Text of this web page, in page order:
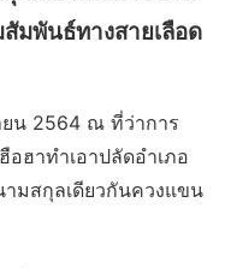
มพันธ์ทางสายเลือด
ยน 2564 ณ ที่ว่าการ
อฮาทำเอาปลัดอำเภอ
ามสกุลเดียวกันควงแขน